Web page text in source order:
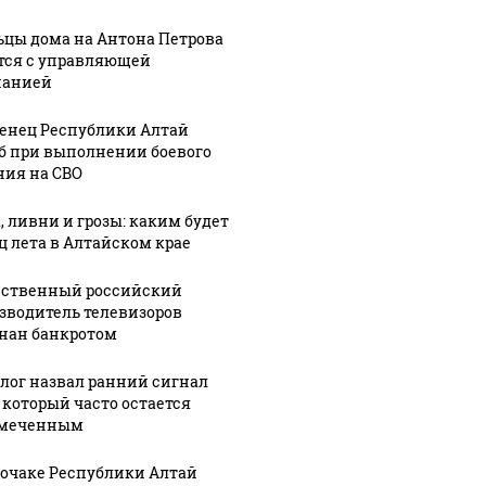
с 1945: чего
всем нам?
продукта: что купить?
05 августа, 20:49
В Горно-
строительству
амфитеатра
новом
дома на Антона Петрова
с управляющей
Республики Алтай
при выполнении боевого
на СВО
ливни и грозы: каким будет
лета в Алтайском крае
российский
телевизоров
банкротом
назвал ранний сигнал
который часто остается
Республики Алтай